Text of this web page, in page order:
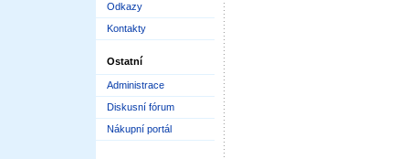
Odkazy
Kontakty
Ostatní
Administrace
Diskusní fórum
Nákupní portál